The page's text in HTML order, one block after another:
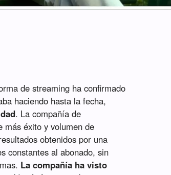
de streaming ha confirmado
haciendo hasta la fecha,
. La compañía de
más éxito y volumen de
obtenidos por una
constantes al abonado, sin
La compañía ha visto